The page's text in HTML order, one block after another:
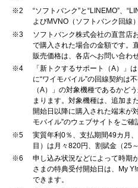
※2
“ソフトバンク”と“LINEMO”、
よびMVNO（ソフトバンク回線
※3
ソフトバンク株式会社の直営店
で購入された場合の金額です。
販売価格は、各店へお問い合わ
※4
「新トクするサポート（A）」
に“ワイモバイル”の回線契約は
（A）」の対象機種であるかど
まります。対象機種は、追加ま
開始日以降に購入された端末が
モバイル”のウェブサイトをご確
※5
実質年利0％、支払期間49カ月
目）は月々820円、割賦金（25
※6
申し込み状況などによって時期
さまの特典受付開始日は、My
できます。